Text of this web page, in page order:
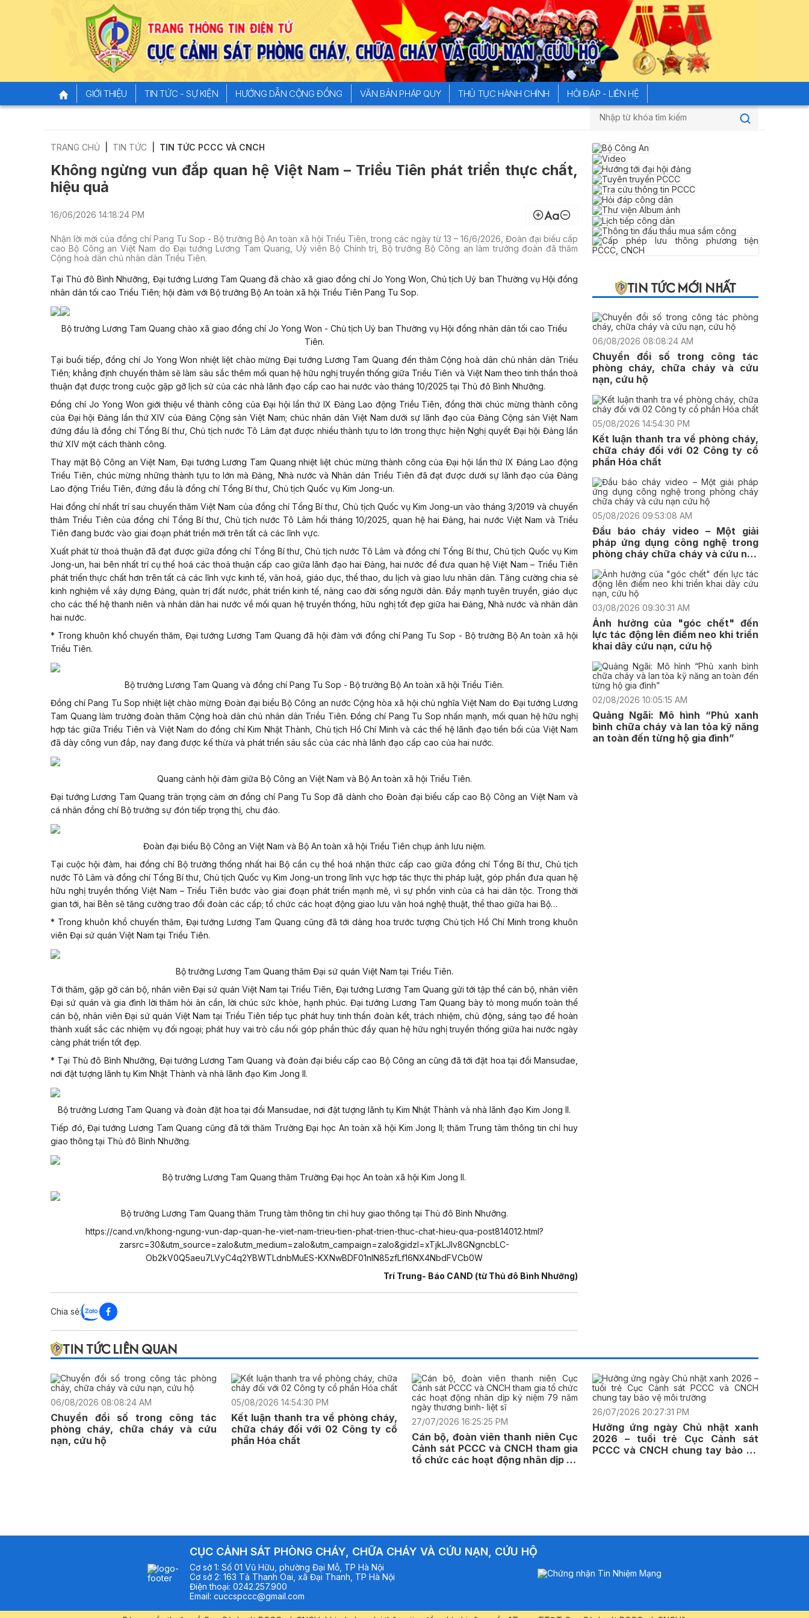
GIỚI THIỆU TIN TỨC - SỰ KIỆN HƯỚNG DẪN CỘNG ĐỒNG VĂN BẢN PHÁP QUY THỦ TỤC HÀNH CHÍNH HỎI ĐÁP - LIÊN HỆ
Đường dây nóng của Bộ Công an tiếp nhận
TRANG CHỦ TIN TỨC TIN TỨC PCCC VÀ CNCH
Không ngừng vun đắp quan hệ Việt Nam – Triều Tiên phát triển thực chất,
hiệu quả
16/06/2026 14:18:24 PM
Nhận lời mời của đồng chí Pang Tu Sop - Bộ trưởng Bộ An toàn xã hội Triều Tiên, trong các ngày từ 13 – 16/6/2026, Đoàn đại biểu cấp
cao Bộ Công an Việt Nam do Đại tướng Lương Tam Quang, Uỷ viên Bộ Chính trị, Bộ trưởng Bộ Công an làm trưởng đoàn đã thăm
Cộng hoà dân chủ nhân dân Triều Tiên.
Tại Thủ đô Bình Nhưỡng, Đại tướng Lương Tam Quang đã chào xã giao đồng chí Jo Yong Won, Chủ tịch Uỷ ban Thường vụ Hội đồng
nhân dân tối cao Triều Tiên; hội đàm với Bộ trưởng Bộ An toàn xã hội Triều Tiên Pang Tu Sop.
Bộ trưởng Lương Tam Quang chào xã giao đồng chí Jo Yong Won - Chủ tịch Uỷ ban Thường vụ Hội đồng nhân dân tối cao Triều
Tiên.
Tại buổi tiếp, đồng chí Jo Yong Won nhiệt liệt chào mừng Đại tướng Lương Tam Quang đến thăm Cộng hoà dân chủ nhân dân Triều
Tiên; khẳng định chuyến thăm sẽ làm sâu sắc thêm mối quan hệ hữu nghị truyền thống giữa Triều Tiên và Việt Nam theo tinh thần thoả
thuận đạt được trong cuộc gặp gỡ lịch sử của các nhà lãnh đạo cấp cao hai nước vào tháng 10/2025 tại Thủ đô Bình Nhưỡng.
Đồng chí Jo Yong Won giới thiệu về thành công của Đại hội lần thứ IX Đảng Lao động Triều Tiên, đồng thời chúc mừng thành công
của Đại hội Đảng lần thứ XIV của Đảng Cộng sản Việt Nam; chúc nhân dân Việt Nam dưới sự lãnh đạo của Đảng Cộng sản Việt Nam
đứng đầu là đồng chí Tổng Bí thư, Chủ tịch nước Tô Lâm đạt được nhiều thành tựu to lớn trong thực hiện Nghị quyết Đại hội Đảng lần
thứ XIV một cách thành công.
Thay mặt Bộ Công an Việt Nam, Đại tướng Lương Tam Quang nhiệt liệt chúc mừng thành công của Đại hội lần thứ IX Đảng Lao động
Triều Tiên, chúc mừng những thành tựu to lớn mà Đảng, Nhà nước và Nhân dân Triều Tiên đã đạt được dưới sự lãnh đạo của Đảng
Lao động Triều Tiên, đứng đầu là đồng chí Tổng Bí thư, Chủ tịch Quốc vụ Kim Jong-un.
Hai đồng chí nhất trí sau chuyến thăm Việt Nam của đồng chí Tổng Bí thư, Chủ tịch Quốc vụ Kim Jong-un vào tháng 3/2019 và chuyến
thăm Triều Tiên của đồng chí Tổng Bí thư, Chủ tịch nước Tô Lâm hồi tháng 10/2025, quan hệ hai Đảng, hai nước Việt Nam và Triều
Tiên đang bước vào giai đoạn phát triển mới trên tất cả các lĩnh vực.
Xuất phát từ thoả thuận đã đạt được giữa đồng chí Tổng Bí thư, Chủ tịch nước Tô Lâm và đồng chí Tổng Bí thư, Chủ tịch Quốc vụ Kim
Jong-un, hai bên nhất trí cụ thể hoá các thoả thuận cấp cao giữa lãnh đạo hai Đảng, hai nước để đưa quan hệ Việt Nam – Triều Tiên
phát triển thực chất hơn trên tất cả các lĩnh vực kinh tế, văn hoá, giáo dục, thể thao, du lịch và giao lưu nhân dân. Tăng cường chia sẻ
kinh nghiệm về xây dựng Đảng, quản trị đất nước, phát triển kinh tế, nâng cao đời sống người dân. Đẩy mạnh tuyên truyền, giáo dục
cho các thế hệ thanh niên và nhân dân hai nước về mối quan hệ truyền thống, hữu nghị tốt đẹp giữa hai Đảng, Nhà nước và nhân dân
hai nước.
* Trong khuôn khổ chuyến thăm, Đại tướng Lương Tam Quang đã hội đàm với đồng chí Pang Tu Sop - Bộ trưởng Bộ An toàn xã hội
Triều Tiên.
Bộ trưởng Lương Tam Quang và đồng chí Pang Tu Sop - Bộ trưởng Bộ An toàn xã hội Triều Tiên.
Đồng chí Pang Tu Sop nhiệt liệt chào mừng Đoàn đại biểu Bộ Công an nước Cộng hòa xã hội chủ nghĩa Việt Nam do Đại tướng Lương
Tam Quang làm trưởng đoàn thăm Cộng hoà dân chủ nhân dân Triều Tiên. Đồng chí Pang Tu Sop nhấn mạnh, mối quan hệ hữu nghị
hợp tác giữa Triều Tiên và Việt Nam do đồng chí Kim Nhật Thành, Chủ tịch Hồ Chí Minh và các thế hệ lãnh đạo tiền bối của Việt Nam
đã dày công vun đắp, nay đang được kế thừa và phát triển sâu sắc của các nhà lãnh đạo cấp cao của hai nước.
Quang cảnh hội đàm giữa Bộ Công an Việt Nam và Bộ An toàn xã hội Triều Tiên.
Đại tướng Lương Tam Quang trân trọng cảm ơn đồng chí Pang Tu Sop đã dành cho Đoàn đại biểu cấp cao Bộ Công an Việt Nam và
cá nhân đồng chí Bộ trưởng sự đón tiếp trọng thị, chu đáo.
Đoàn đại biểu Bộ Công an Việt Nam và Bộ An toàn xã hội Triều Tiên chụp ảnh lưu niệm.
Tại cuộc hội đàm, hai đồng chí Bộ trưởng thống nhất hai Bộ cần cụ thể hoá nhận thức cấp cao giữa đồng chí Tổng Bí thư, Chủ tịch
nước Tô Lâm và đồng chí Tổng Bí thư, Chủ tịch Quốc vụ Kim Jong-un trong lĩnh vực hợp tác thực thi pháp luật, góp phần đưa quan hệ
hữu nghị truyền thống Việt Nam – Triều Tiên bước vào giai đoạn phát triển mạnh mẽ, vì sự phồn vinh của cả hai dân tộc. Trong thời
gian tới, hai Bên sẽ tăng cường trao đổi đoàn các cấp; tổ chức các hoạt động giao lưu văn hoá nghệ thuật, thể thao giữa hai Bộ…
* Trong khuôn khổ chuyến thăm, Đại tướng Lương Tam Quang cũng đã tới dâng hoa trước tượng Chủ tịch Hồ Chí Minh trong khuôn
viên Đại sứ quán Việt Nam tại Triều Tiên.
Bộ trưởng Lương Tam Quang thăm Đại sứ quán Việt Nam tại Triều Tiên.
Tới thăm, gặp gỡ cán bộ, nhân viên Đại sứ quán Việt Nam tại Triều Tiên, Đại tướng Lương Tam Quang gửi tới tập thể cán bộ, nhân viên
Đại sứ quán và gia đình lời thăm hỏi ân cần, lời chúc sức khỏe, hạnh phúc. Đại tướng Lương Tam Quang bày tỏ mong muốn toàn thể
cán bộ, nhân viên Đại sứ quán Việt Nam tại Triều Tiên tiếp tục phát huy tinh thần đoàn kết, trách nhiệm, chủ động, sáng tạo để hoàn
thành xuất sắc các nhiệm vụ đối ngoại; phát huy vai trò cầu nối góp phần thúc đẩy quan hệ hữu nghị truyền thống giữa hai nước ngày
càng phát triển tốt đẹp.
* Tại Thủ đô Bình Nhưỡng, Đại tướng Lương Tam Quang và đoàn đại biểu cấp cao Bộ Công an cũng đã tới đặt hoa tại đồi Mansudae,
nơi đặt tượng lãnh tụ Kim Nhật Thành và nhà lãnh đạo Kim Jong Il.
Bộ trưởng Lương Tam Quang và đoàn đặt hoa tại đồi Mansudae, nơi đặt tượng lãnh tụ Kim Nhật Thành và nhà lãnh đạo Kim Jong Il.
Tiếp đó, Đại tướng Lương Tam Quang cũng đã tới thăm Trường Đại học An toàn xã hội Kim Jong Il; thăm Trung tâm thông tin chỉ huy
giao thông tại Thủ đô Bình Nhưỡng.
Bộ trưởng Lương Tam Quang thăm Trường Đại học An toàn xã hội Kim Jong Il.
Bộ trưởng Lương Tam Quang thăm Trung tâm thông tin chỉ huy giao thông tại Thủ đô Bình Nhưỡng.
https://cand.vn/khong-ngung-vun-dap-quan-he-viet-nam-trieu-tien-phat-trien-thuc-chat-hieu-qua-post814012.html?
zarsrc=30&utm_source=zalo&utm_medium=zalo&utm_campaign=zalo&gidzl=xTjkLJlv8GNgncbLC-
Ob2kV0Q5aeu7LVyC4q2YBWTLdnbMuES-KXNwBDF01nlN85zfLf16NX4NbdFVCb0W
Trí Trung- Báo CAND (từ Thủ đô Bình Nhưỡng)
Chia sẻ:
TIN TỨC MỚI NHẤT
06/08/2026 08:08:24 AM
Chuyển đổi số trong công tác
phòng cháy, chữa cháy và cứu
nạn, cứu hộ
05/08/2026 14:54:30 PM
Kết luận thanh tra về phòng cháy,
chữa cháy đối với 02 Công ty cổ
phần Hóa chất
05/08/2026 09:53:08 AM
Đầu báo cháy video – Một giải
pháp ứng dụng công nghệ trong
phòng cháy chữa cháy và cứu nạn
03/08/2026 09:30:31 AM
Ảnh hưởng của "góc chết" đến
lực tác động lên điểm neo khi triển
khai dây cứu nạn, cứu hộ
02/08/2026 10:05:15 AM
Quảng Ngãi: Mô hình “Phủ xanh
bình chữa cháy và lan tỏa kỹ năng
an toàn đến từng hộ gia đình”
TIN TỨC LIÊN QUAN
06/08/2026 08:08:24 AM
Chuyển đổi số trong công tác
phòng cháy, chữa cháy và cứu
nạn, cứu hộ
05/08/2026 14:54:30 PM
Kết luận thanh tra về phòng cháy,
chữa cháy đối với 02 Công ty cổ
phần Hóa chất
27/07/2026 16:25:25 PM
Cán bộ, đoàn viên thanh niên Cục
Cảnh sát PCCC và CNCH tham gia
tổ chức các hoạt động nhân dịp kỷ
26/07/2026 20:27:31 PM
Hưởng ứng ngày Chủ nhật xanh
2026 – tuổi trẻ Cục Cảnh sát
PCCC và CNCH chung tay bảo vệ
CỤC CẢNH SÁT PHÒNG CHÁY, CHỮA CHÁY VÀ CỨU NẠN, CỨU HỘ
Cơ sở 1: Số 01 Vũ Hữu, phường Đại Mỗ, TP Hà Nội
Cơ sở 2: 163 Tả Thanh Oai, xã Đại Thanh, TP Hà Nội
Điện thoại: 0242.257.900
Email: cuccspccc@gmail.com